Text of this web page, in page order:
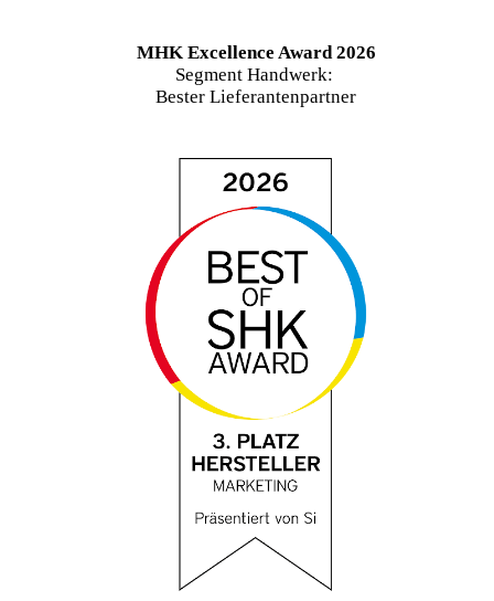
MHK Excellence Award 2026
Segment Handwerk:
Bester Lieferantenpartner